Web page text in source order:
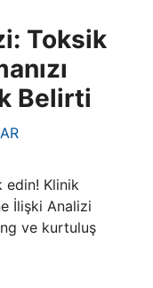
Toksik
Belirti
edin! Klinik
İlişki Analizi
ve kurtuluş